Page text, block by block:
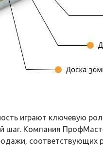
играют ключевую
шаг. Компания